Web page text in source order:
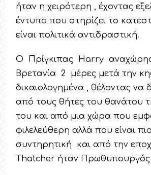
ήταν η χειρότερη , έχοντας
έντυπο που στηρίζει το
είναι πολιτικά αντιδραστική.
Ο Πρίγκιπας Harry
Βρετανία 2 μέρες μετά την
δικαιολογημένα , θέλοντας να
από τους θήτες του θανάτου
του και από μια χώρα που
φιλελεύθερη αλλά που είναι πιο
συντηρητική και από την
Thatcher ήταν Πρωθυπουργός